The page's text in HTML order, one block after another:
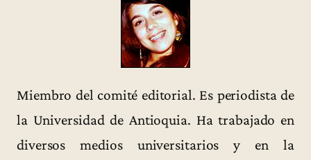
Miembro del comité editorial. Es periodista de
la Universidad de Antioquia. Ha trabajado en
diversos medios universitarios y en la